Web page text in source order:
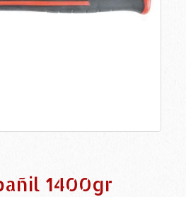
1400gr